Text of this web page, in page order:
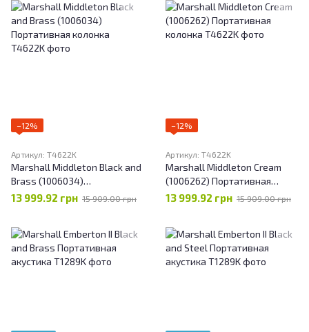
−12%
Артикул: T4622K
Marshall Middleton Black and
Brass (1006034)
Портативная колонка
13 999.92 грн 15 909.00 грн
−12%
Артикул: T4622K
Marshall Middleton Cream
(1006262) Портативная
колонка
13 999.92 грн 15 909.00 грн